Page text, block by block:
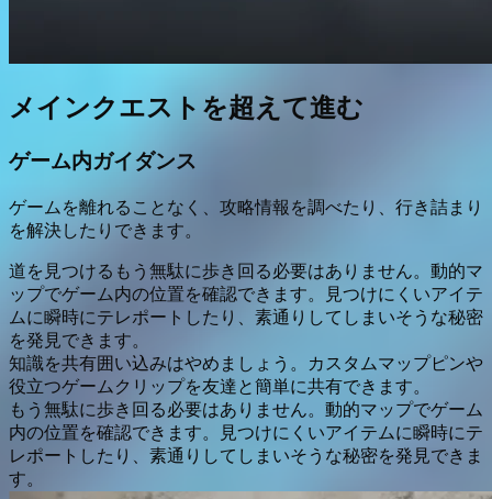
メインクエストを超えて進む
ゲーム内ガイダンス
ゲームを離れることなく、攻略情報を調べたり、行き詰まり
を解決したりできます。
道を見つける もう無駄に歩き回る必要はありません。動的マ
ップでゲーム内の位置を確認できます。見つけにくいアイテ
ムに瞬時にテレポートしたり、素通りしてしまいそうな秘密
を発見できます。
知識を共有囲い込みはやめましょう。カスタムマップピンや
役立つゲームクリップを友達と簡単に共有できます。
もう無駄に歩き回る必要はありません。動的マップでゲーム
内の位置を確認できます。見つけにくいアイテムに瞬時にテ
レポートしたり、素通りしてしまいそうな秘密を発見できま
す。